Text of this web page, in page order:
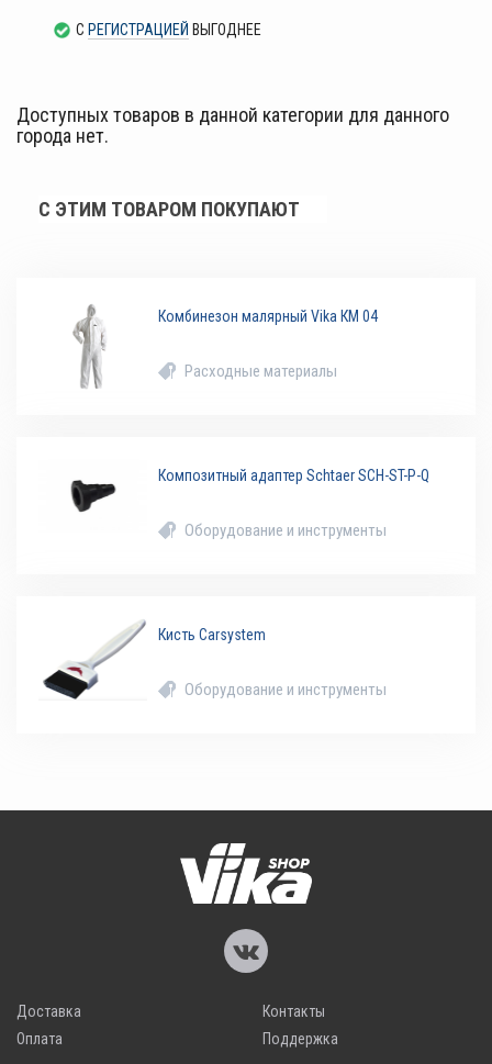
С РЕГИСТРАЦИЕЙ ВЫГОДНЕЕ
Доступных товаров в данной категории для данного
города нет.
С ЭТИМ ТОВАРОМ ПОКУПАЮТ
Комбинезон малярный Vika КМ 04
Расходные материалы
Композитный адаптер Schtaer SCH-ST-P-Q
Оборудование и инструменты
Кисть Carsystem
Оборудование и инструменты
Доставка
Оплата
Контакты
Поддержка